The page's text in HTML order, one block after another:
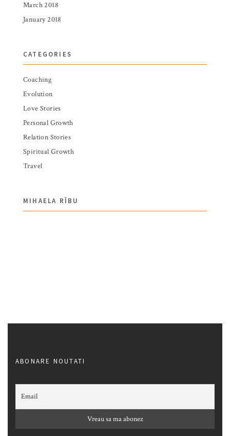
March 2018
January 2018
CATEGORIES
Coaching
Evolution
Love Stories
Personal Growth
Relation Stories
Spiritual Growth
Travel
MIHAELA RÎBU
ABONARE NOUTATI